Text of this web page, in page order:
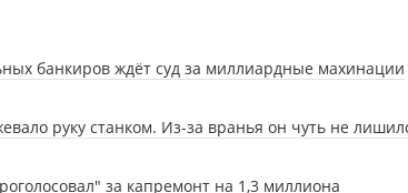
банкиров ждёт суд за миллиардные махинации
руку станком. Из-за вранья он чуть не
за капремонт на 1,3 миллиона